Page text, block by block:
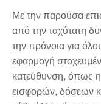
Με την παρούσα
από την ταχύτατη
την πρόνοια για
εφαρμογή
κατεύθυνση, όπως
εισφορών, δόσεων